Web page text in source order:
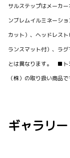
サルステップはメーカ
ンブレムイルミネーシ
カット）、ヘッドレス
ランスマット付）、ラ
とは異なります。 ■ト
（株）の取り扱い商品で
ギャラリー